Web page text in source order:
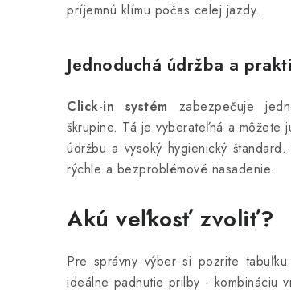
príjemnú klímu počas celej jazdy.
Jednoduchá údržba a
Click-in systém zabezpečuje
škrupine. Tá je vyberateľná a
údržbu a vysoký hygienický
rýchle a bezproblémové nasadenie.
Akú veľkosť zvoliť?
Pre správny výber si pozrite
ideálne padnutie prilby - kombináciu